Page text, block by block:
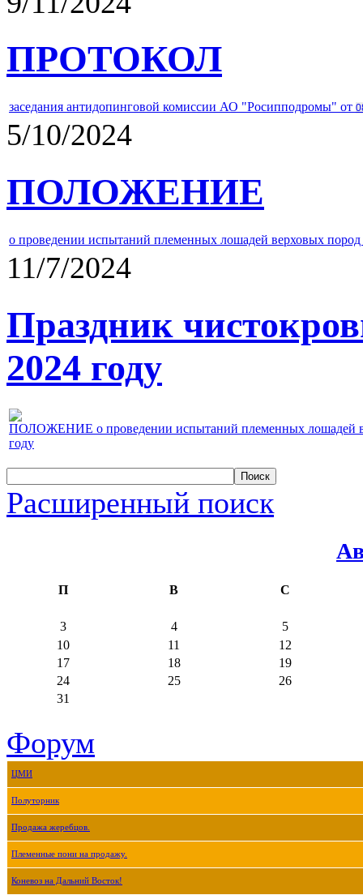
ПРОТОКОЛ
заседания антидопинговой комиссии АО "Росипподромы" от
5/10/2024
ПОЛОЖЕНИЕ
о проведении испытаний племенных лошадей верховых
11/7/2024
Праздник
2024 году
ПОЛОЖЕНИЕ о проведении испытаний племенных лошадей
году
Расширенный поиск
П В С
3 4
5
10
11
12
17
18
19
24
25
26
31
Форум
ЦМИ
Полуторник
Продажа жеребцов.
Племенные пони на продажу.
Коневоз на Дальний Восток!